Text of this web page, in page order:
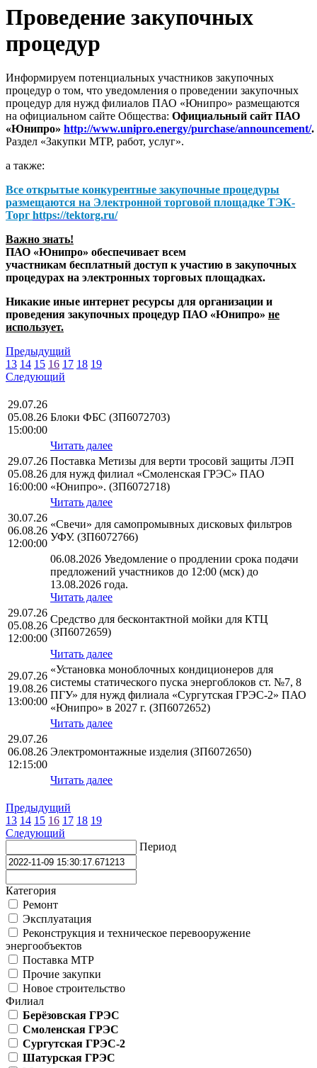
Проведение закупочных
процедур
Информируем потенциальных участников закупочных
процедур о том, что уведомления о проведении закупочных
процедур для нужд филиалов ПАО «Юнипро» размещаются
на официальном сайте Общества: Официальный сайт ПАО
«Юнипро» http://www.unipro.energy/purchase/announcement/.
Раздел «Закупки МТР, работ, услуг».
а также:
Все открытые конкурентные закупочные процедуры
размещаются на Электронной торговой площадке ТЭК-
Торг https://tektorg.ru/
Важно знать!
ПАО «Юнипро» обеспечивает всем
участникам бесплатный доступ к участию в закупочных
процедурах на электронных торговых площадках.
Никакие иные интернет ресурсы для организации и
проведения закупочных процедур ПАО «Юнипро» не
использует.
Предыдущий
13 14 15 16 17 18 19
Следующий
29.07.26
05.08.26
15:00:00
Блоки ФБС (ЗП6072703)
Читать далее
29.07.26
05.08.26
16:00:00
Поставка Метизы для верти тросовй защиты ЛЭП
для нужд филиал «Смоленская ГРЭС» ПАО
«Юнипро». (ЗП6072718)
Читать далее
30.07.26
06.08.26
12:00:00
«Свечи» для самопромывных дисковых фильтров
УФУ. (ЗП6072766)
06.08.2026 Уведомление о продлении срока подачи
предложений участников до 12:00 (мск) до
13.08.2026 года.
Читать далее
29.07.26
05.08.26
12:00:00
Средство для бесконтактной мойки для КТЦ
(ЗП6072659)
Читать далее
29.07.26
19.08.26
13:00:00
«Установка моноблочных кондиционеров для
системы статического пуска энергоблоков ст. №7, 8
ПГУ» для нужд филиала «Сургутская ГРЭС-2» ПАО
«Юнипро» в 2027 г. (ЗП6072652)
Читать далее
29.07.26
06.08.26
12:15:00
Электромонтажные изделия (ЗП6072650)
Читать далее
Предыдущий
13 14 15 16 17 18 19
Следующий
Период
Категория
Ремонт
Эксплуатация
Реконструкция и техническое перевооружение
энергообъектов
Поставка МТР
Прочие закупки
Новое строительство
Филиал
Берёзовская ГРЭС
Смоленская ГРЭС
Сургутская ГРЭС-2
Шатурская ГРЭС